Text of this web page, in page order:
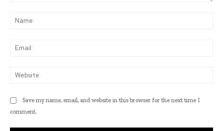
Save my name, email, and website in this browser for the next time I
comment.